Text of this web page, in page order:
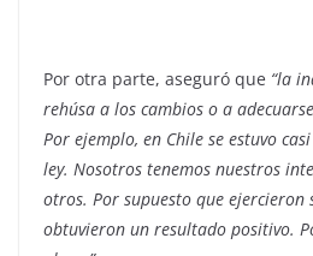
Por otra parte, aseguró que “la
rehúsa a los cambios o a
Por ejemplo, en Chile se estuvo
ley. Nosotros tenemos nuestros
otros. Por supuesto que ejercieron
obtuvieron un resultado positivo.